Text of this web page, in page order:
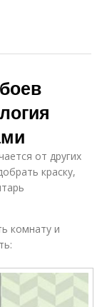
от других
краску,
комнату и